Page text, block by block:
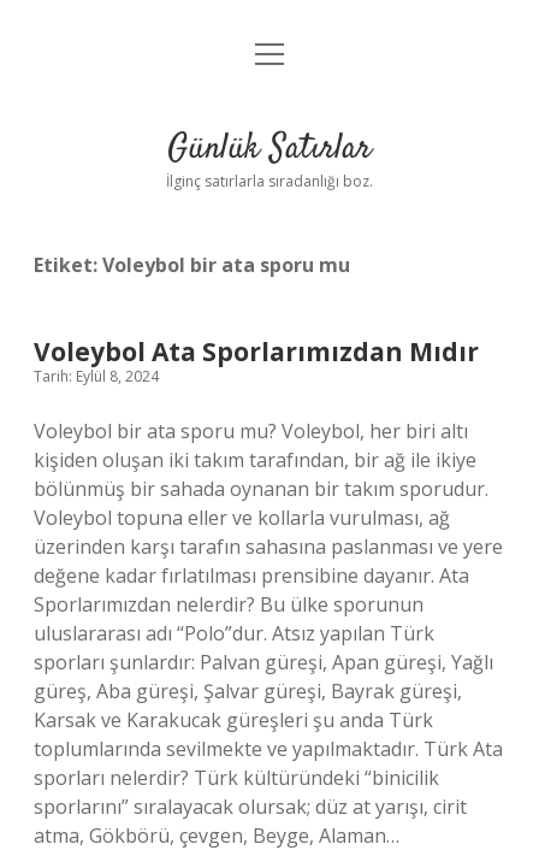
Anasayfa
Yasal Uyarı
menüyü
Günlük Satırlar
İlginç satırlarla sıradanlığı boz.
Etiket:Voleybol bir ata sporu mu
Voleybol Ata Sporlarımızdan Mıdır
Tarih: Eylül 8, 2024
Voleybol bir ata sporu mu? Voleybol, her biri altı
kişiden oluşan iki takım tarafından, bir ağ ile ikiye
bölünmüş bir sahada oynanan bir takım sporudur.
Voleybol topuna eller ve kollarla vurulması, ağ
üzerinden karşı tarafın sahasına paslanması ve yere
değene kadar fırlatılması prensibine dayanır. Ata
Sporlarımızdan nelerdir? Bu ülke sporunun
uluslararası adı “Polo”dur. Atsız yapılan Türk
sporları şunlardır: Palvan güreşi, Apan güreşi, Yağlı
güreş, Aba güreşi, Şalvar güreşi, Bayrak güreşi,
Karsak ve Karakucak güreşleri şu anda Türk
toplumlarında sevilmekte ve yapılmaktadır. Türk Ata
sporları nelerdir? Türk kültüründeki “binicilik
sporlarını” sıralayacak olursak; düz at yarışı, cirit
atma, Gökbörü, çevgen, Beyge, Alaman…